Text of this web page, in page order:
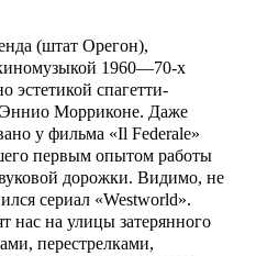
(штат Орегон),
1960—70-х
эстетикой спагетти-
Эннио Морриконе. Даже
у фильма «Il Federale»
первым опытом работы
дорожки. Видимо, не
сериал «Westworld».
нас на улицы затерянного
перестрелками,